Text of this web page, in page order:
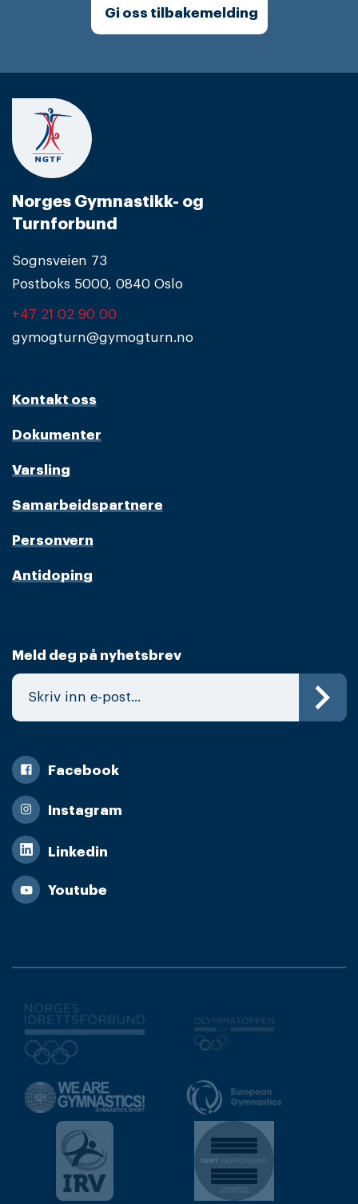
Gi oss tilbakemelding
Norges Gymnastikk- og
Turnforbund
Sognsveien 73
Postboks 5000, 0840 Oslo
+47 21 02 90 00
gymogturn@gymogturn.no
Kontakt oss
Dokumenter
Varsling
Samarbeidspartnere
Personvern
Antidoping
Meld deg på nyhetsbrev
Facebook
Instagram
Linkedin
Youtube